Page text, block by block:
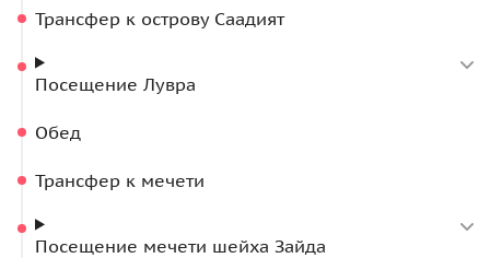
Трансфер к острову Саадият
Посещение Лувра
Обед
Трансфер к мечети
Посещение мечети шейха Зайда